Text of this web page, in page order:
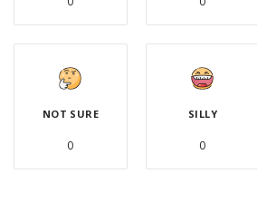
NOT SURE
0
SILLY
0